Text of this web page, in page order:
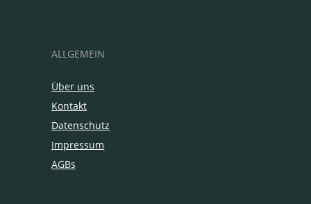
ALLGEMEIN
Über uns
Kontakt
Datenschutz
Impressum
AGBs